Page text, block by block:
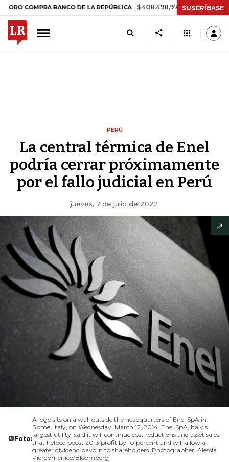
BANCO DE LA REPÚBLICA $ 408.498,97 +$ 8.753,81 +2,19%
SUSCRÍBASE
PERÚ
La central térmica de Enel
podría cerrar próximamente
por el fallo judicial en Perú
jueves, 7 de julio de 2022
Foto:
A logo sits on a wall outside the headquarters of Enel SpA in
Rome, Italy, on Wednesday, March 12, 2014. Enel SpA, Italy's
largest utility, said it will continue cost reductions and asset sales
that helped boost 2013 profit by 10 percent and will allow a
greater dividend payout to shareholders. Photographer: Alessia
Pierdomenico/Bloomberg